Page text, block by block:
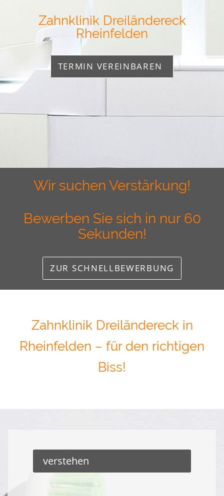
Zahnklinik Dreiländereck
Rheinfelden
TERMIN VEREINBAREN
Wir suchen Verstärkung!
Bewerben Sie sich in nur 60
Sekunden!
ZUR SCHNELLBEWERBUNG
Zahnklinik Dreiländereck in
Rheinfelden – für den richtigen
Biss!
verstehen